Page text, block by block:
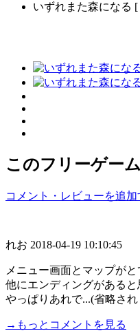
いずれまた森になる [
このフリーゲー
コメント・レビューを追加
れお 2018-04-19 10:10:45
メニュー画面とマップが
他にエンディングがあると
やっぱりあれで...(省略さ
→もっとコメントを見る